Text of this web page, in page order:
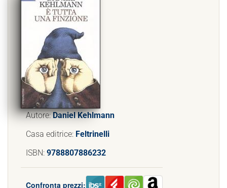
Autore:Daniel Kehlmann
Casa editrice: Feltrinelli
ISBN: 9788807886232
Confronta prezzi: